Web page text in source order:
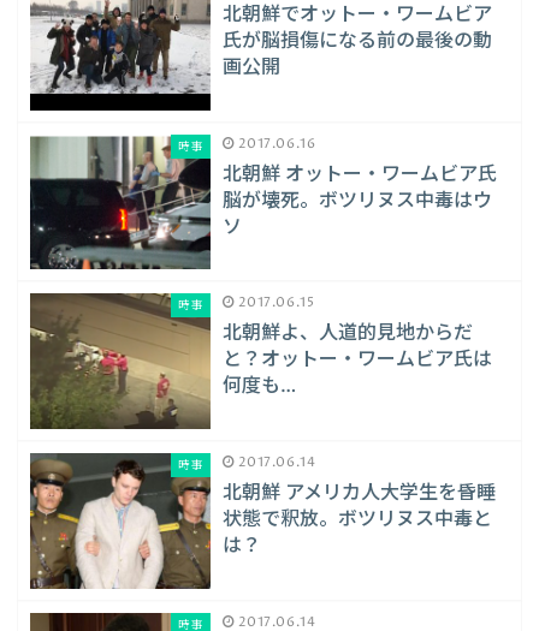
北朝鮮でオットー・ワームビア
氏が脳損傷になる前の最後の動
画公開
時事 2017.06.16
北朝鮮 オットー・ワームビア氏
脳が壊死。ボツリヌス中毒はウ
ソ
時事 2017.06.15
北朝鮮よ、人道的見地からだ
と？オットー・ワームビア氏は
何度も…
時事 2017.06.14
北朝鮮 アメリカ人大学生を昏睡
状態で釈放。ボツリヌス中毒と
は？
時事 2017.06.14